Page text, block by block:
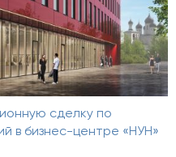
сделку по
в бизнес-центре «НУН»